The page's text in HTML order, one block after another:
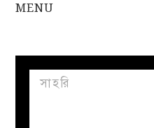
MENU
সকল
প্রবন্ধ
সাহরি